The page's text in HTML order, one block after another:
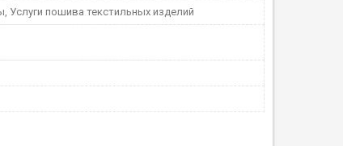
пошива текстильных изделий